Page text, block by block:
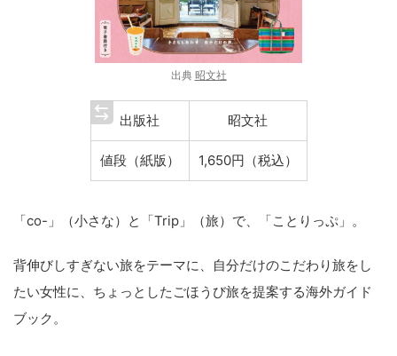
出典 昭文社
出版社 昭文社
値段（紙版） 1,650円（税込）
「co-」（小さな）と「Trip」（旅）で、「ことりっぷ」。
背伸びしすぎない旅をテーマに、自分だけのこだわり旅をし
たい女性に、ちょっとしたごほうび旅を提案する海外ガイド
ブック。